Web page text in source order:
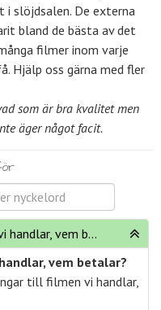
i slöjdsalen. De externa
bland de bästa av det
filmer inom varje
Hjälp oss gärna med fler
som är bra kvalitet men
äger något facit.
Lärarhandledning till filmen vi handlar, vem betalar?
vem betalar?
till filmen vi handlar,